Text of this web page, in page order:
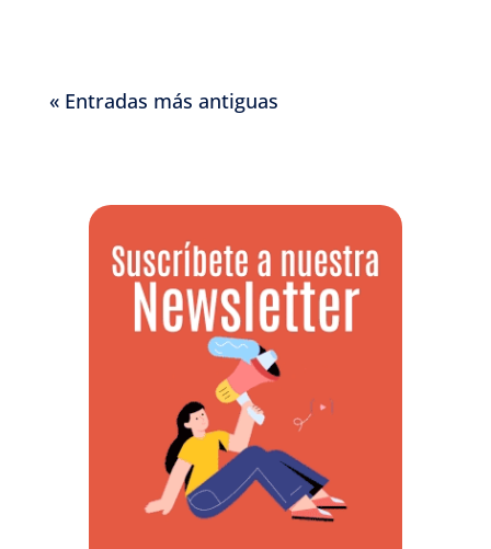
« Entradas más antiguas